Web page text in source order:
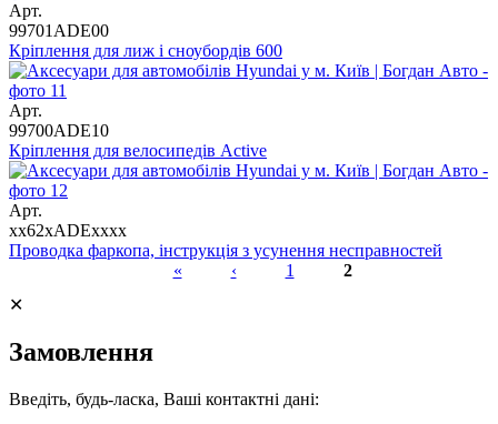
Арт.
99701ADE00
Кріплення для лиж і сноубордів 600
Арт.
99700ADE10
Кріплення для велосипедів Active
Арт.
xx62xADExxxx
Проводка фаркопа, інструкція з усунення несправностей
Сторінки
« ‹ 1
2
✕
Замовлення
Введіть, будь-ласка, Ваші контактні дані: